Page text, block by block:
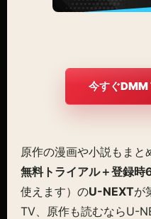
今すぐDMM
原作の漫画や小説もまと
無料トライアル＋登録時
使えます）のU-NEXTが
TV、原作も読むならU-